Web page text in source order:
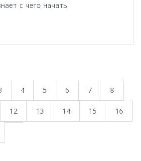
с чего начать
4 5 6 7 8
12 13 14 15 16